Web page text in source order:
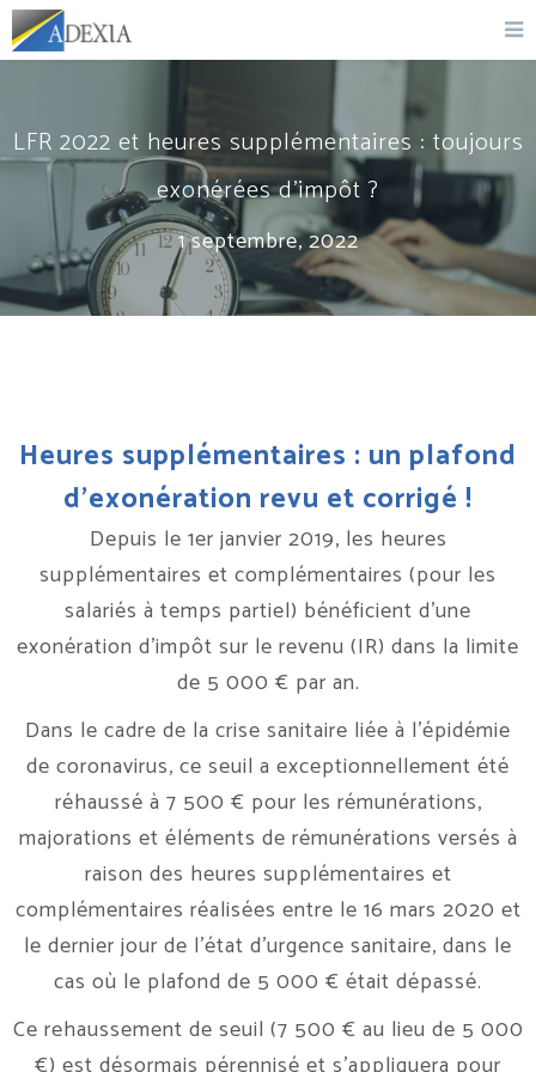
LFR 2022 et heures supplémentaires : toujours
exonérées d’impôt ?
1 septembre, 2022
Heures supplémentaires : un plafond
d’exonération revu et corrigé !
Depuis le 1er janvier 2019, les heures
supplémentaires et complémentaires (pour les
salariés à temps partiel) bénéficient d’une
exonération d’impôt sur le revenu (IR) dans la limite
de 5 000 € par an.
Dans le cadre de la crise sanitaire liée à l’épidémie
de coronavirus, ce seuil a exceptionnellement été
réhaussé à 7 500 € pour les rémunérations,
majorations et éléments de rémunérations versés à
raison des heures supplémentaires et
complémentaires réalisées entre le 16 mars 2020 et
le dernier jour de l’état d’urgence sanitaire, dans le
cas où le plafond de 5 000 € était dépassé.
Ce rehaussement de seuil (7 500 € au lieu de 5 000